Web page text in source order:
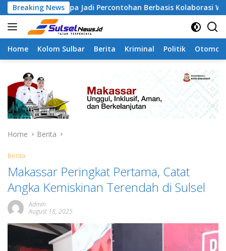
Skip
to
content
Breaking News
Jadi Percontohan Berbasis Kolaborasi Warga
Home Kolom Sulbar Berita Kriminal Politik
Home Berita
Berita
Makassar Peringkat Pertama, Catat
Angka Kemiskinan Terendah di Sulsel
Admin
August 18, 2025